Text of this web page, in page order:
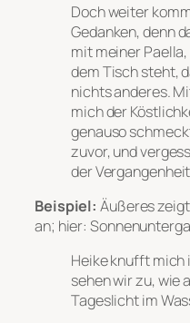
Doch weiter
Gedanken, denn
mit meiner
dem Tisch steht,
nichts anderes.
mich der
genauso
zuvor, und
der
Beispiel: Äußeres
an; hier:
Heike knufft mich
sehen wir zu, wie
Tageslicht im